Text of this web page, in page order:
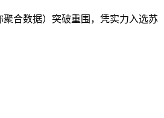
合数据）突破重围，凭实力入选苏